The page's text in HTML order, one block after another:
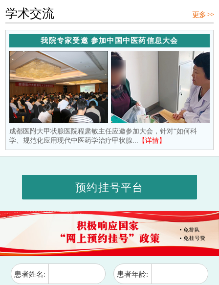
学术交流 更多 >>
我院专家受邀 参加中国中医药信息大会
成都医附大甲状腺医院程肃敏主任应邀参加大会，针对“如何科
学、规范化应用现代中医药学治疗甲状腺... 【详情】
预约挂号平台
患者姓名: 患者年龄: